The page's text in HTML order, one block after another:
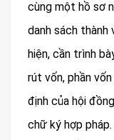
cùng một hồ sơ
danh sách thành
hiện, cần trình
rút vốn, phần
định của hội
chữ ký hợp